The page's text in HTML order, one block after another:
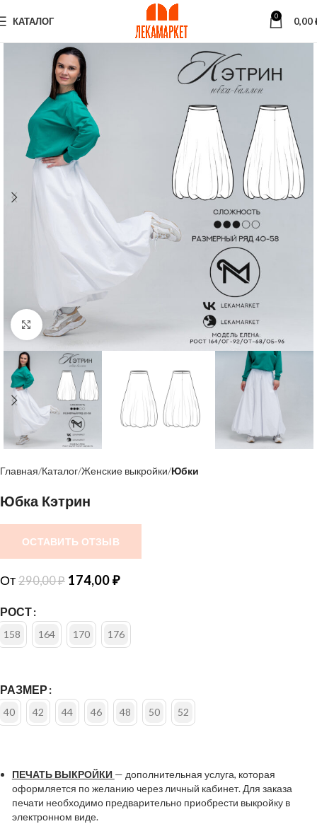
КАТАЛОГ 0 0,00
Нажмите, чтобы увеличить
Главная Каталог Женские выкройки Юбки
Юбка Кэтрин
ОСТАВИТЬ ОТЗЫВ
От 290,00₽ 174,00₽
РОСТ
158 164 170 176
РАЗМЕР
40 42 44 46 48 50 52
ПЕЧАТЬ ВЫКРОЙКИ — дополнительная услуга, которая
оформляется по желанию через личный кабинет. Для заказа
печати необходимо предварительно приобрести выкройку в
электронном виде.